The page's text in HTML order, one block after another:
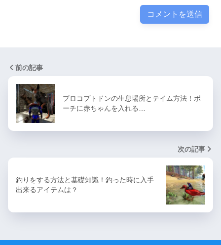
前の記事
プロコプトドンの生息場所とテイム方法！ポ
ーチに赤ちゃんを入れる…
次の記事
釣りをする方法と基礎知識！釣った時に入手
出来るアイテムは？